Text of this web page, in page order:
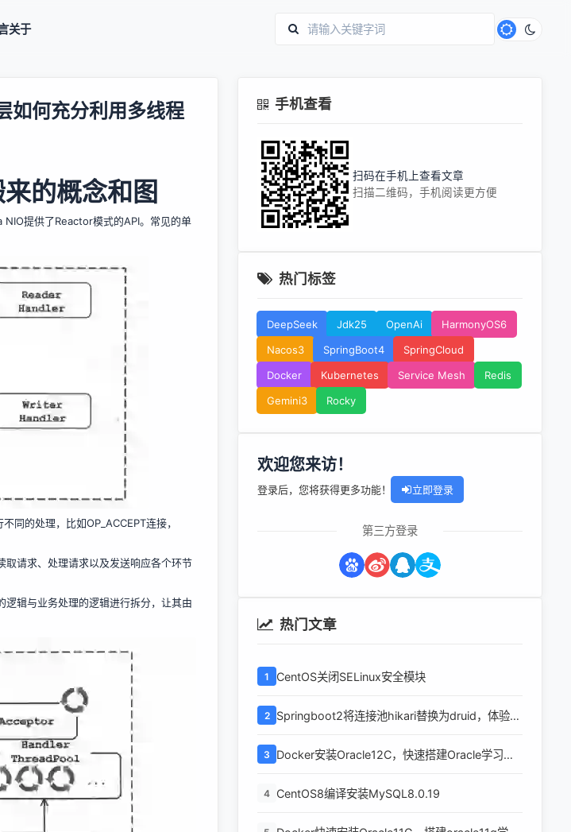
关于
何充分利用多线程
的概念和图
提供了Reactor模式的API。常见的单
同的处理，比如OP_ACCEPT连接，
请求、处理请求以及发送响应各个环节
辑与业务处理的逻辑进行拆分，让其由
手机查看
扫码在手机上查看文章
扫描二维码，手机阅读更方便
热门标签
DeepSeek Jdk25 OpenAi
HarmonyOS6
Nacos3
SpringBoot4
SpringCloud
Docker
Kubernetes Service Mesh
Redis
Gemini3
Rocky
欢迎您来访！
登录后，您将获得更多功能！ 立即登录
第三方登录
热门文章
1 CentOS关闭SELinux安全模块
2
Springboot2将连接池hikari替换为druid，体验最
3
Docker安装Oracle12C，快速搭建Oracle学习环
4 CentOS8编译安装MySQL8.0.19